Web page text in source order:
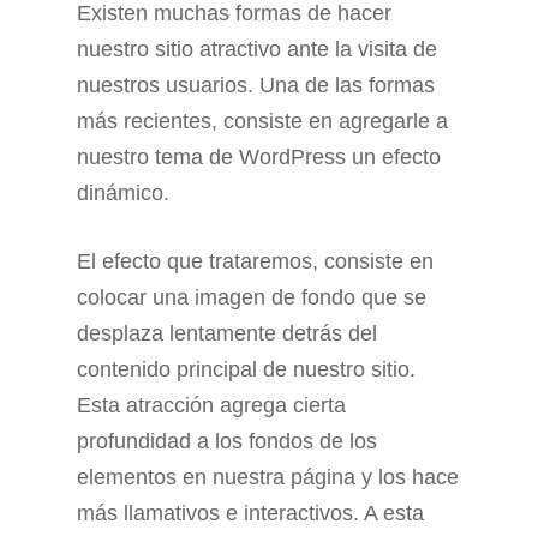
Existen muchas formas de hacer
nuestro sitio atractivo ante la visita de
nuestros usuarios. Una de las formas
más recientes, consiste en agregarle a
nuestro tema de WordPress un efecto
dinámico.
El efecto que trataremos, consiste en
colocar una imagen de fondo que se
desplaza lentamente detrás del
contenido principal de nuestro sitio.
Esta atracción agrega cierta
profundidad a los fondos de los
elementos en nuestra página y los hace
más llamativos e interactivos. A esta